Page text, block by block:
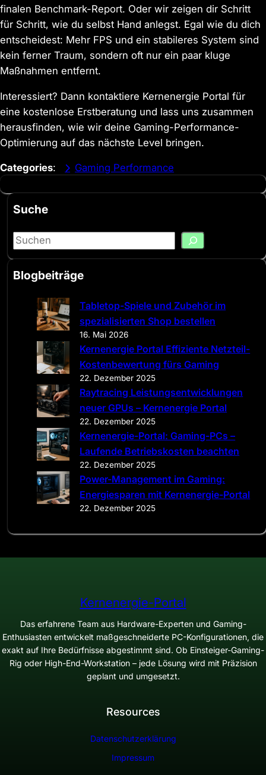
finalen Benchmark-Report. Oder wir zeigen dir Schritt
für Schritt, wie du selbst Hand anlegst. Egal wie du dich
entscheidest: Mehr FPS und ein stabileres System sind
kein ferner Traum, sondern oft nur ein paar kluge
Maßnahmen entfernt.
Interessiert? Dann kontaktiere Kernenergie Portal für
eine kostenlose Erstberatung und lass uns zusammen
herausfinden, wie wir deine Gaming-Performance-
Optimierung auf das nächste Level bringen.
Categories: Gaming Performance
Suche
S
a
Blogbeiträge
Tabletop-Spiele und Zubehör im
spezialisierten Shop bestellen
16. Mai 2026
Kernenergie Portal Effiziente Netzteil-
Kostenbewertung fürs Gaming
22. Dezember 2025
Raytracing Leistungsentwicklungen
neuer GPUs – Kernenergie Portal
22. Dezember 2025
Kernenergie-Portal: Gaming-PCs –
Laufende Betriebskosten beachten
22. Dezember 2025
Power-Management im Gaming:
Energiesparen mit Kernenergie-Portal
22. Dezember 2025
Kernenergie-Portal
Das erfahrene Team aus Hardware-Experten und Gaming-
Enthusiasten entwickelt maßgeschneiderte PC-Konfigurationen, die
exakt auf Ihre Bedürfnisse abgestimmt sind. Ob Einsteiger-Gaming-
Rig oder High-End-Workstation – jede Lösung wird mit Präzision
geplant und umgesetzt.
Resources
Datenschutzerklärung
Impressum